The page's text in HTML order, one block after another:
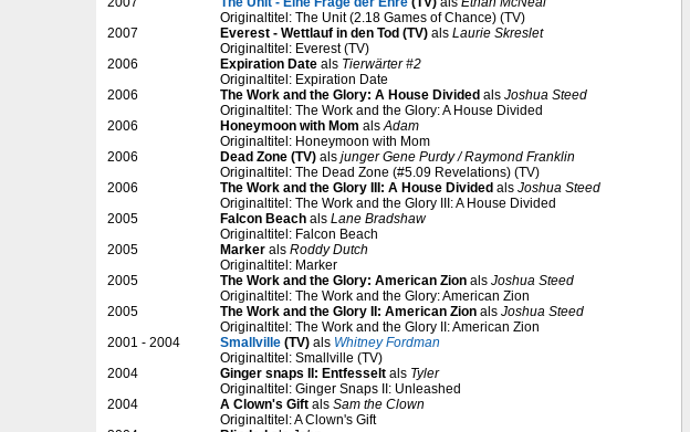
Originaltitel: The Unit (2.18 Games of Chance) (TV)
2007
Everest - Wettlauf in den Tod (TV) als Laurie Skreslet
Originaltitel: Everest (TV)
2006
Expiration Date als Tierwärter #2
Originaltitel: Expiration Date
2006
The Work and the Glory: A House Divided als Joshua Steed
Originaltitel: The Work and the Glory: A House Divided
2006
Honeymoon with Mom alsAdam
Originaltitel: Honeymoon with Mom
2006
Dead Zone (TV) als junger Gene Purdy / Raymond Franklin
Originaltitel: The Dead Zone (#5.09 Revelations) (TV)
2006
The Work and the Glory III: A House Divided als Joshua Steed
Originaltitel: The Work and the Glory III: A House Divided
2005
Falcon Beach als Lane Bradshaw
Originaltitel: Falcon Beach
2005
Marker als Roddy Dutch
Originaltitel: Marker
2005
The Work and the Glory: American Zion als Joshua Steed
Originaltitel: The Work and the Glory: American Zion
2005
The Work and the Glory II: American Zion als Joshua Steed
Originaltitel: The Work and the Glory II: American Zion
2001 - 2004
Smallville (TV) als Whitney Fordman
Originaltitel: Smallville (TV)
2004
Ginger snaps II: Entfesselt als Tyler
Originaltitel: Ginger Snaps II: Unleashed
2004
A Clown's Gift als Sam the Clown
Originaltitel: A Clown's Gift